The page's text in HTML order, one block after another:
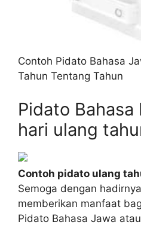
Contoh Pidato Bahasa
Tahun Tentang Tahun
Pidato
hari ulang
Contoh pidato ulang
Semoga dengan
memberikan manfaat
Pidato Bahasa Jawa